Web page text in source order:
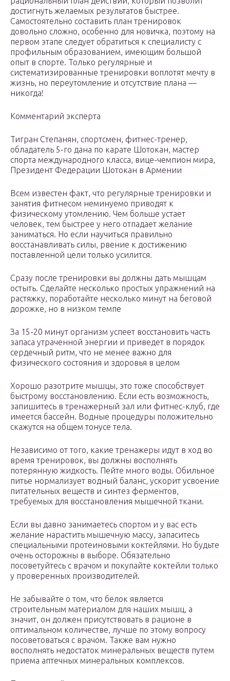
достигнуть желаемых результатов быстрее.
Самостоятельно составить план тренировок
довольно сложно, особенно для новичка, поэтому на
первом этапе следует обратиться к специалисту с
профильным образованием, имеющим большой
опыт в спорте. Только регулярные и
систематизированные тренировки воплотят мечту в
жизнь, но переутомление и отсутствие плана —
никогда!
Комментарий эксперта
Тигран Степанян, спортсмен, фитнес-тренер,
обладатель 5-го дана по карате Шотокан, мастер
спорта международного класса, вице-чемпион мира,
Президент Федерации Шотокан в Армении
Всем известен факт, что регулярные тренировки и
занятия фитнесом неминуемо приводят к
физическому утомлению. Чем больше устает
человек, тем быстрее у него отпадает желание
заниматься. Но если научиться правильно
восстанавливать силы, рвение к достижению
поставленной цели только усилится.
Сразу после тренировки вы должны дать мышцам
остыть. Сделайте несколько простых упражнений на
растяжку, поработайте несколько минут на беговой
дорожке, но в низком темпе
За 15-20 минут организм успеет восстановить часть
запаса утраченной энергии и приведет в порядок
сердечный ритм, что не менее важно для
физического состояния и здоровья в целом
Хорошо разотрите мышцы, это тоже способствует
быстрому восстановлению. Если есть возможность,
запишитесь в тренажерный зал или фитнес-клуб, где
имеется бассейн. Водные процедуры положительно
скажутся на общем тонусе тела.
Независимо от того, какие тренажеры идут в ход во
время тренировок, вы должны восполнять
потерянную жидкость. Пейте много воды. Обильное
питье нормализует водный баланс, ускорит усвоение
питательных веществ и синтез ферментов,
требуемых для восстановления мышечной ткани.
Если вы давно занимаетесь спортом и у вас есть
желание нарастить мышечную массу, запаситесь
специальными протеиновыми коктейлями. Но будьте
очень осторожны в выборе. Обязательно
посоветуйтесь с врачом и покупайте коктейли только
у проверенных производителей.
Не забывайте о том, что белок является
строительным материалом для наших мышц, а
значит, он должен присутствовать в рационе в
оптимальном количестве, лучше по этому вопросу
посоветоваться с врачом. Также вам нужно
восполнять недостаток минеральных веществ путем
приема аптечных минеральных комплексов.